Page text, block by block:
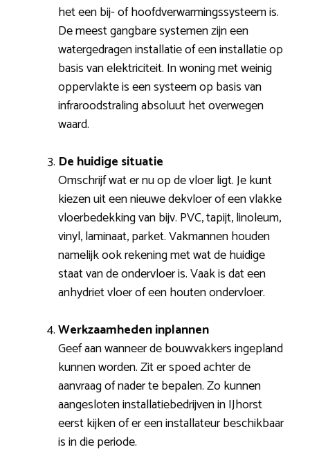
het een bij- of hoofdverwarmingssysteem is.
De meest gangbare systemen zijn een
watergedragen installatie of een installatie op
basis van elektriciteit. In woning met weinig
oppervlakte is een systeem op basis van
infraroodstraling absoluut het overwegen
waard.
De huidige situatie
Omschrijf wat er nu op de vloer ligt. Je kunt
kiezen uit een nieuwe dekvloer of een vlakke
vloerbedekking van bijv. PVC, tapijt, linoleum,
vinyl, laminaat, parket. Vakmannen houden
namelijk ook rekening met wat de huidige
staat van de ondervloer is. Vaak is dat een
anhydriet vloer of een houten ondervloer.
Werkzaamheden inplannen
Geef aan wanneer de bouwvakkers ingepland
kunnen worden. Zit er spoed achter de
aanvraag of nader te bepalen. Zo kunnen
aangesloten installatiebedrijven in IJhorst
eerst kijken of er een installateur beschikbaar
is in die periode.